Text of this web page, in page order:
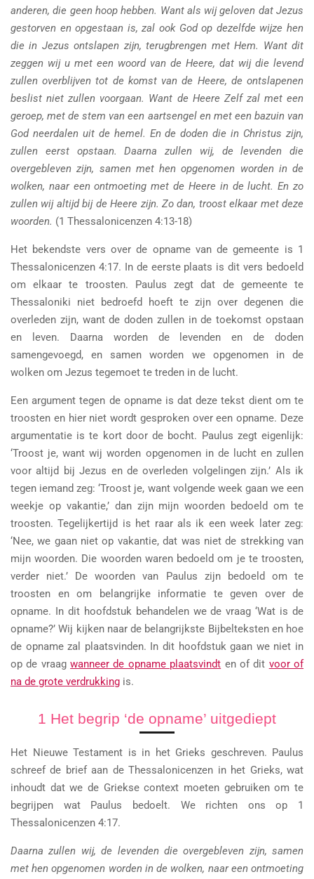
anderen, die geen hoop hebben. Want als wij geloven dat Jezus
gestorven en opgestaan is, zal ook God op dezelfde wijze hen
die in Jezus ontslapen zijn, terugbrengen met Hem. Want dit
zeggen wij u met een woord van de Heere, dat wij die levend
zullen overblijven tot de komst van de Heere, de ontslapenen
beslist niet zullen voorgaan. Want de Heere Zelf zal met een
geroep, met de stem van een aartsengel en met een bazuin van
God neerdalen uit de hemel. En de doden die in Christus zijn,
zullen eerst opstaan. Daarna zullen wij, de levenden die
overgebleven zijn, samen met hen opgenomen worden in de
wolken, naar een ontmoeting met de Heere in de lucht. En zo
zullen wij altijd bij de Heere zijn. Zo dan, troost elkaar met deze
woorden. (1 Thessalonicenzen 4:13-18)
Het bekendste vers over de opname van de gemeente is 1
Thessalonicenzen 4:17. In de eerste plaats is dit vers bedoeld
om elkaar te troosten. Paulus zegt dat de gemeente te
Thessaloniki niet bedroefd hoeft te zijn over degenen die
overleden zijn, want de doden zullen in de toekomst opstaan
en leven. Daarna worden de levenden en de doden
samengevoegd, en samen worden we opgenomen in de
wolken om Jezus tegemoet te treden in de lucht.
Een argument tegen de opname is dat deze tekst dient om te
troosten en hier niet wordt gesproken over een opname. Deze
argumentatie is te kort door de bocht. Paulus zegt eigenlijk:
‘Troost je, want wij worden opgenomen in de lucht en zullen
voor altijd bij Jezus en de overleden volgelingen zijn.’ Als ik
tegen iemand zeg: ‘Troost je, want volgende week gaan we een
weekje op vakantie,’ dan zijn mijn woorden bedoeld om te
troosten. Tegelijkertijd is het raar als ik een week later zeg:
‘Nee, we gaan niet op vakantie, dat was niet de strekking van
mijn woorden. Die woorden waren bedoeld om je te troosten,
verder niet.’ De woorden van Paulus zijn bedoeld om te
troosten en om belangrijke informatie te geven over de
opname. In dit hoofdstuk behandelen we de vraag ‘Wat is de
opname?’ Wij kijken naar de belangrijkste Bijbelteksten en hoe
de opname zal plaatsvinden. In dit hoofdstuk gaan we niet in
op de vraagwanneer de opname plaatsvindt en of dit voor of
na de grote verdrukking is.
1 Het begrip ‘de opname’ uitgediept
Het Nieuwe Testament is in het Grieks geschreven. Paulus
schreef de brief aan de Thessalonicenzen in het Grieks, wat
inhoudt dat we de Griekse context moeten gebruiken om te
begrijpen wat Paulus bedoelt. We richten ons op 1
Thessalonicenzen 4:17.
Daarna zullen wij, de levenden die overgebleven zijn, samen
met hen opgenomen worden in de wolken, naar een ontmoeting